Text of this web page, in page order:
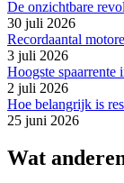
De onzichtbare
30 juli 2026
Recordaantal
3 juli 2026
Hoogste spaarrente
2 juli 2026
Hoe belangrijk is
25 juni 2026
Wat